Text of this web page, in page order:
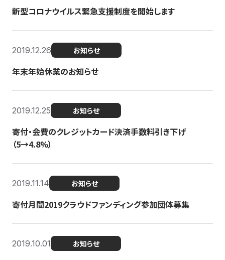
新型コロナウイルス緊急支援制度を開始します
2019.12.26 お知らせ
年末年始休業のお知らせ
2019.12.25 お知らせ
寄付・会費のクレジットカード決済手数料引き下げ
（5→4.8%）
2019.11.14 お知らせ
寄付月間2019クラウドファンディング参加団体募集
2019.10.01 お知らせ